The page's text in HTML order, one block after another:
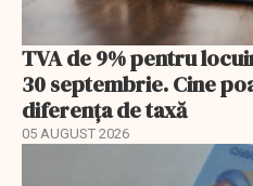
TVA de 9% pentru
30 septembrie. Cine
diferența de taxă
05 AUGUST 2026